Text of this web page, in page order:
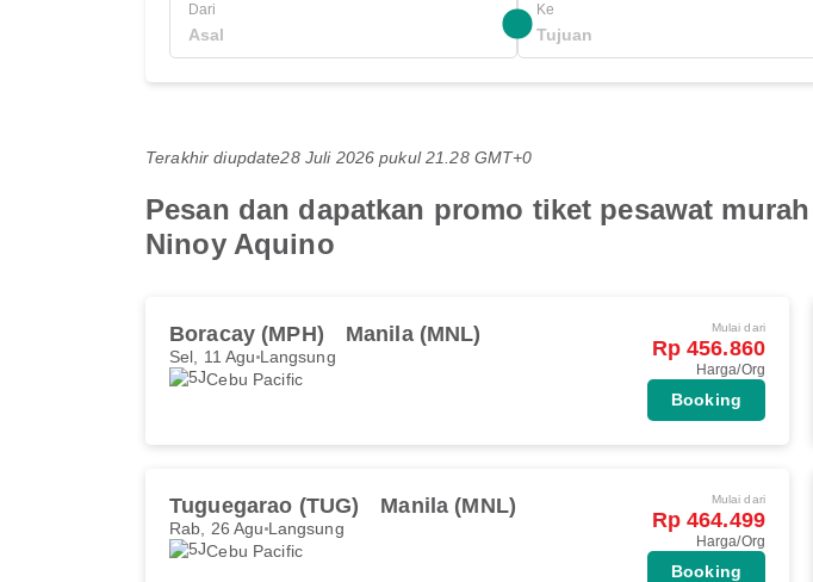
Dari Ke
Terakhir diupdate28 Juli 2026 pukul 21.28 GMT+0
Pesan dan dapatkan promo tiket pesawat
Ninoy Aquino
Boracay (MPH) Manila (MNL)
Sel, 11 Agu Langsung
Cebu Pacific
Mulai dari
Rp 456.860
Harga/Org
Booking
Tuguegarao (TUG) Manila (MNL)
Rab, 26 Agu Langsung
Cebu Pacific
Mulai dari
Rp 464.499
Harga/Org
Booking